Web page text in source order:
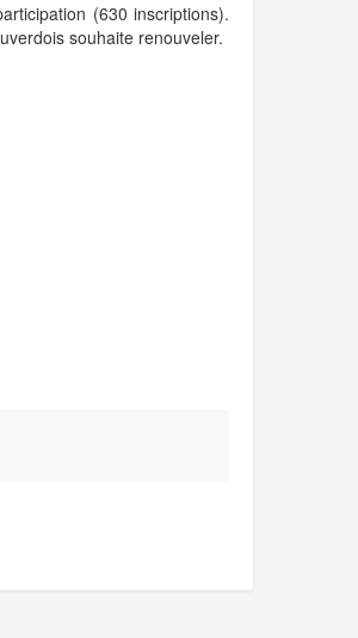
(630 inscriptions).
souhaite renouveler.